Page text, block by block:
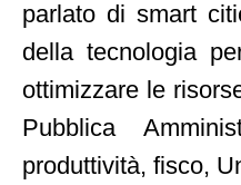
parlato di smart
della tecnologia
ottimizzare le
Pubblica
produttività, fisco,